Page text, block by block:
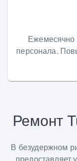
Ежемесячно
персонала.
Ремонт
В безудержном